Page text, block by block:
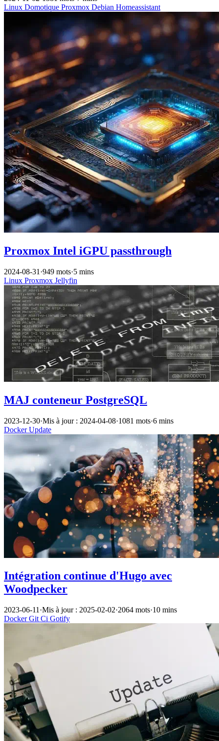
Linux Domotique Proxmox Debian Homeassistant
Proxmox Intel iGPU passthrough
2024-08-31 ·949 mots·5 mins
Linux Proxmox Jellyfin
MAJ conteneur PostgreSQL
2023-12-30·Mis à jour : 2024-04-08·1081 mots·6 mins
DockerUpdate
Intégration continue d'Hugo avec
Woodpecker
2023-06-11 ·Mis à jour : 2025-02-02·2064 mots·10 mins
DockerGit Ci Gotify